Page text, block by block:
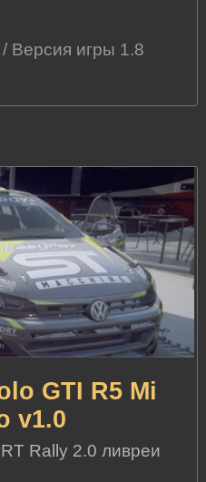
Версия игры 1.8
GTI R5 Mi
v1.0
Rally 2.0 ливреи